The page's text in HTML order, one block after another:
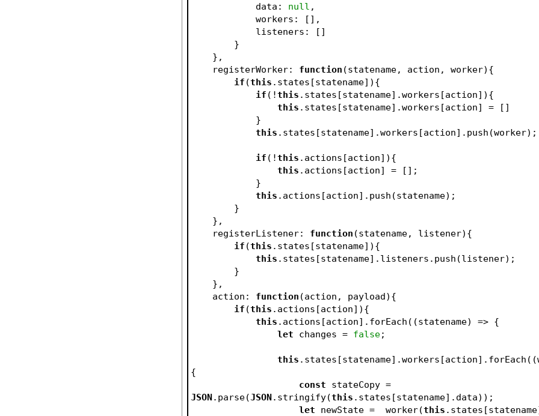
            data:
null ,
            workers: [],
            listeners: []
        }
    },
    registerWorker:
function (statename, action, worker) {
if (this .states[statename]){
if (!this .states[statename].workers[action]){
this .states[statename].workers[action] = []
            }
this .states[statename].workers[action].push(worker);
if (!this .actions[action]){
this .actions[action] = [];
            }
this .actions[action].push(statename);
        }
    },
    registerListener:
function (statename, listener) {
if (this .states[statename]){
this .states[statename].listeners.push(listener);
        }
    },
    action:
function (action, payload) {
if (this .actions[action]){
this .actions[action].forEach((statename) => {
let changes = false;
this
{
const
JSON.parse(JSON.stringify(this .states[statename].data));
let newState =  worker(this